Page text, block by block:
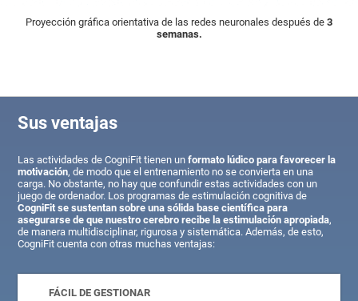
Proyección gráfica orientativa de las redes neuronales después de 3
semanas.
Sus ventajas
Las actividades de CogniFit tienen unformato lúdico para favorecer la
motivación, de modo que el entrenamiento no se convierta en una
carga. No obstante, no hay que confundir estas actividades con un
juego de ordenador. Los programas de estimulación cognitiva de
CogniFit se sustentan sobre una sólida base científica para
asegurarse de que nuestro cerebro recibe la estimulación apropiada,
de manera multidisciplinar, rigurosa y sistemática. Además, de esto,
CogniFit cuenta con otras muchas ventajas:
FÁCIL DE GESTIONAR